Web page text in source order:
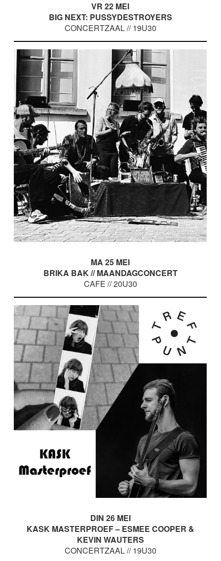
VR 22 MEI
BIG NEXT: PUSSYDESTROYERS
CONCERTZAAL // 19U30
MA 25 MEI
BRIKA BAK // MAANDAGCONCERT
CAFE // 20U30
DIN 26 MEI
KASK MASTERPROEF – ESMEE COOPER &
KEVIN WAUTERS
CONCERTZAAL // 19U30